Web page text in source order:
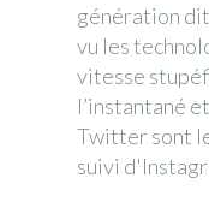
génération
vu les
vitesse
l’instantané
Twitter sont
suivi